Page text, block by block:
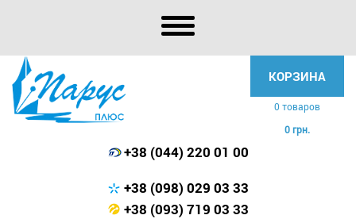
КОРЗИНА
0 товаров
0 грн.
+38 (044) 220 01 00
+38 (098) 029 03 33
+38 (093) 719 03 33